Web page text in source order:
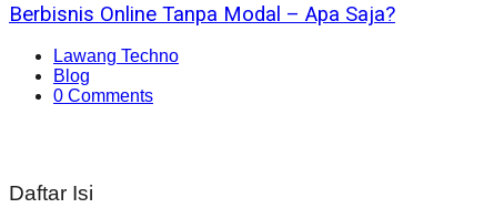
Berbisnis Online Tanpa Modal – Apa Saja?
Lawang Techno
Blog
0 Comments
Daftar Isi